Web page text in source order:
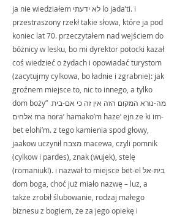
ja nie wiedziałem לא ידעתי lo jada’ti. i
przestraszony rzekł takie słowa, które ja pod
koniec lat 70. przeczytałem nad wejściem do
bóżnicy w lesku, bo mi dyrektor potocki kazał
coś wiedzieć o żydach i opowiadać turystom
(zacytujmy cylkowa, bo ładnie i zgrabnie): jak
groźnem miejsce to, nic to innego, a tylko
dom boży” מה-נורא המקום הזה אין זה כי אם-בית
אלהים ma nora’ hamako’m haze’ ejn ze ki im-
bet elohi’m. z tego kamienia spod głowy,
jaakow uczynił מצבה macewa, czyli pomnik
(cylkow i pardes), znak (wujek), stelę
(romaniuk!). i nazwał to miejsce bet-el בית-אל
dom boga, choć już miało nazwę – luz, a
także zrobił ślubowanie, rodzaj małego
biznesu z bogiem, że za jego opiekę i